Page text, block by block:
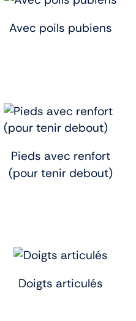
Avec poils pubiens
Pieds avec renfort
(pour tenir debout)
Doigts articulés